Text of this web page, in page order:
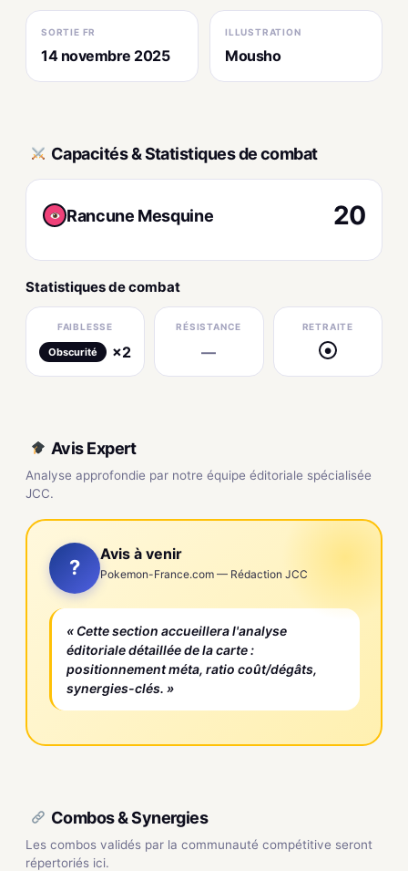
SORTIE FR
14 novembre 2025
ILLUSTRATION
Mousho
Capacités & Statistiques de combat
Rancune Mesquine 20
Statistiques de combat
FAIBLESSE
Obscurité ×2
RÉSISTANCE
—
RETRAITE
●
Avis Expert
Analyse approfondie par notre équipe éditoriale spécialisée
JCC.
?
Avis à venir
Pokemon-France.com — Rédaction JCC
« Cette section accueillera l'analyse
éditoriale détaillée de la carte :
positionnement méta, ratio coût/dégâts,
synergies-clés. »
Combos & Synergies
Les combos validés par la communauté compétitive seront
répertoriés ici.